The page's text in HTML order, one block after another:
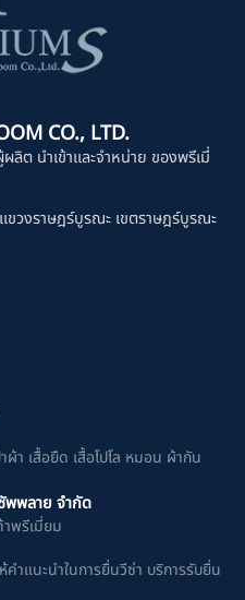
CO., LTD.
ต นำเข้าและจำหน่าย ของพรีเมี่
วงราษฎร์บูรณะ เขตราษฎร์บูรณะ
ผ้า เสื้อยืด เสื้อโปโล หมอน ผ้ากัน
พพลาย จำกัด
พรีเมี่ยม
คำแนะนำในการยื่นวีซ่า บริการรับยื่น